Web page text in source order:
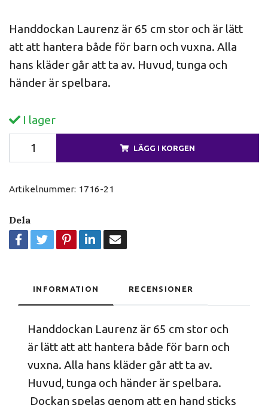
Handdockan Laurenz är 65 cm stor och är lätt
att att hantera både för barn och vuxna. Alla
hans kläder går att ta av. Huvud, tunga och
händer är spelbara.
I lager
LÄGG I KORGEN
Artikelnummer: 1716-21
Dela
INFORMATION RECENSIONER
Handdockan Laurenz är 65 cm stor och
är lätt att att hantera både för barn och
vuxna. Alla hans kläder går att ta av.
Huvud, tunga och händer är spelbara.
Dockan spelas genom att en hand sticks